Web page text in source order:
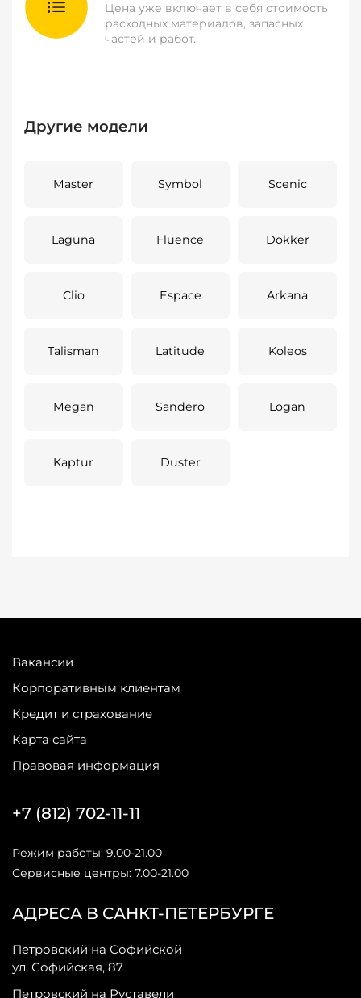
Цена уже включает в себя стоимость
расходных материалов, запасных
частей и работ.
Другие модели
Master Symbol Scenic
Laguna Fluence Dokker
Clio Espace Arkana
Talisman Latitude Koleos
Megan Sandero Logan
Kaptur Duster
Вакансии
Корпоративным клиентам
Кредит и страхование
Карта сайта
Правовая информация
АДРЕСА В САНКТ-ПЕТЕРБУРГЕ
Петровский на Софийской
ул. Софийская, 87
Петровский на Руставели
+7 (812) 702-11-11
Режим работы: 9.00-21.00
Сервисные центры: 7.00-21.00